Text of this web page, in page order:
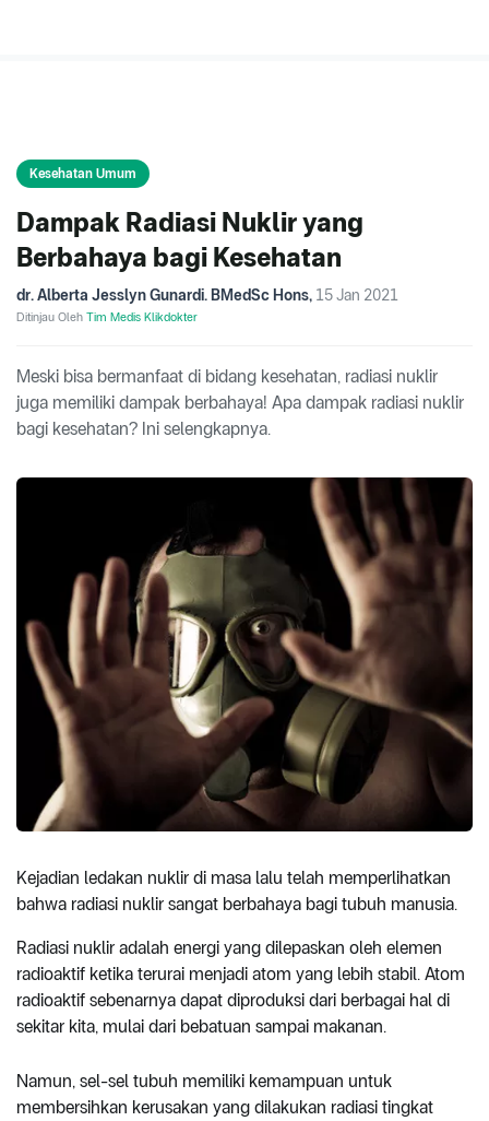
Kesehatan Umum
Dampak Radiasi Nuklir yang
Berbahaya bagi Kesehatan
dr. Alberta Jesslyn Gunardi. BMedSc Hons, 15 Jan 2021
Ditinjau Oleh Tim Medis Klikdokter
Meski bisa bermanfaat di bidang kesehatan, radiasi nuklir
juga memiliki dampak berbahaya! Apa dampak radiasi nuklir
bagi kesehatan? Ini selengkapnya.
Kejadian ledakan nuklir di masa lalu telah memperlihatkan
bahwa radiasi nuklir sangat berbahaya bagi tubuh manusia.
Radiasi nuklir adalah energi yang dilepaskan oleh elemen
radioaktif ketika terurai menjadi atom yang lebih stabil. Atom
radioaktif sebenarnya dapat diproduksi dari berbagai hal di
sekitar kita, mulai dari bebatuan sampai makanan.
Namun, sel-sel tubuh memiliki kemampuan untuk
membersihkan kerusakan yang dilakukan radiasi tingkat